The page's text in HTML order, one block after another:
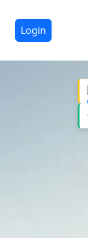
Login